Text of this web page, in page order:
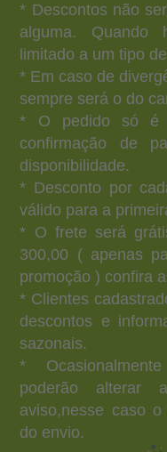
* Descontos não
alguma. Quando
limitado a um tipo
* Em caso de
sempre será o do
* O pedido só é
confirmação de
disponibilidade.
* Desconto por
válido para a
* O frete será
300,00 ( apenas
promoção ) confira
* Clientes
descontos e
sazonais.
*
poderão alterar
aviso,nesse caso
do envio.